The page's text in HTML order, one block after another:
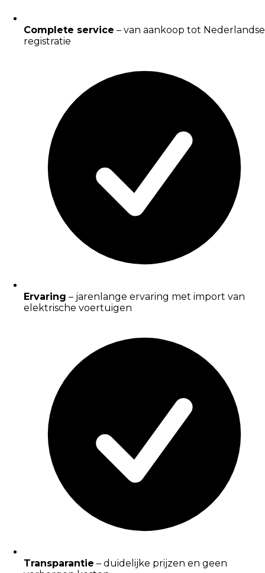
Complete service – van aankoop tot Nederlandse
registratie
Ervaring – jarenlange ervaring met import van
elektrische voertuigen
Transparantie – duidelijke prijzen en geen